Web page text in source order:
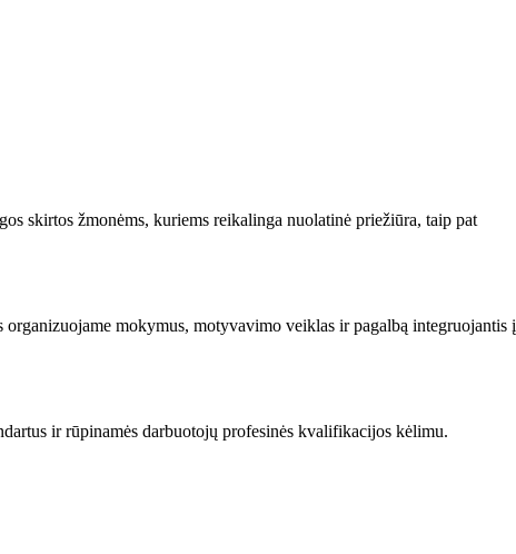
skirtos žmonėms, kuriems reikalinga nuolatinė priežiūra, taip pat
mokymus, motyvavimo veiklas ir pagalbą integruojantis į
ir rūpinamės darbuotojų profesinės kvalifikacijos kėlimu.